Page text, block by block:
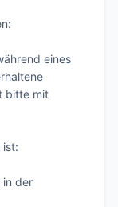
eines
bitte mit
ist:
in der